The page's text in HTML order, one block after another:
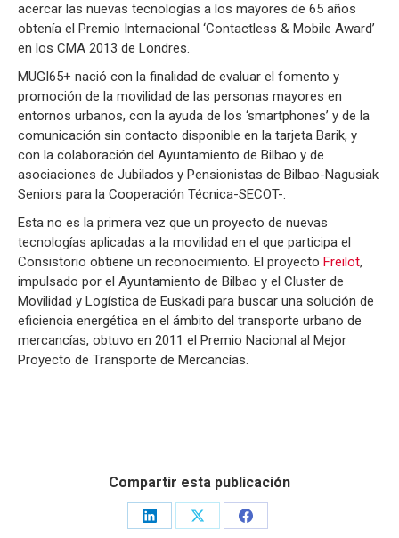
acercar las nuevas tecnologías a los mayores de 65 años
obtenía el Premio Internacional ‘Contactless & Mobile Award’
en los CMA 2013 de Londres.
MUGI65+ nació con la finalidad de evaluar el fomento y
promoción de la movilidad de las personas mayores en
entornos urbanos, con la ayuda de los ‘smartphones’ y de la
comunicación sin contacto disponible en la tarjeta Barik, y
con la colaboración del Ayuntamiento de Bilbao y de
asociaciones de Jubilados y Pensionistas de Bilbao-Nagusiak
Seniors para la Cooperación Técnica-SECOT-.
Esta no es la primera vez que un proyecto de nuevas
tecnologías aplicadas a la movilidad en el que participa el
Consistorio obtiene un reconocimiento. El proyecto Freilot,
impulsado por el Ayuntamiento de Bilbao y el Cluster de
Movilidad y Logística de Euskadi para buscar una solución de
eficiencia energética en el ámbito del transporte urbano de
mercancías, obtuvo en 2011 el Premio Nacional al Mejor
Proyecto de Transporte de Mercancías.
Compartir esta publicación
Share
Share
Share